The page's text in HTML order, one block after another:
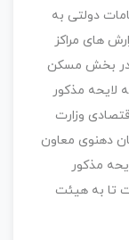
دولتی به
های مراکز
در بخش مسکن
لایحه مذکور
وزارت
دهنوی معاون
مذکور
تا به هیئت